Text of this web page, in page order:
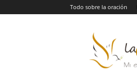
Todo sobre la oración